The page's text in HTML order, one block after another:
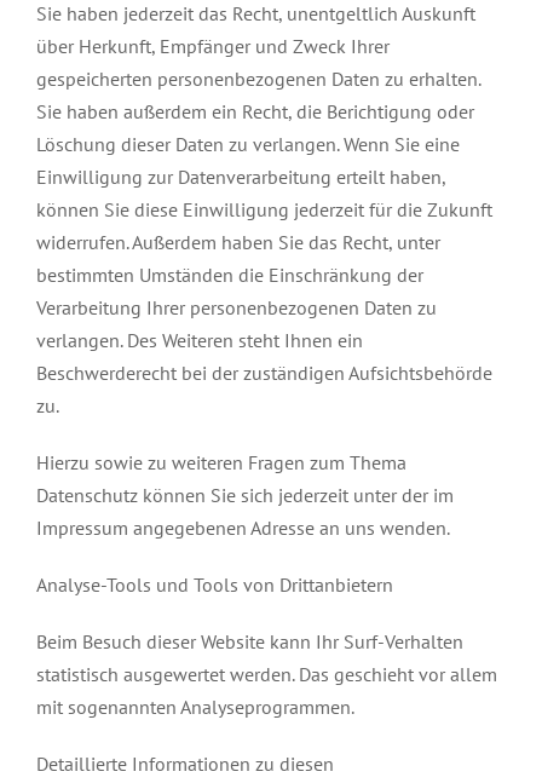
Sie haben jederzeit das Recht, unentgeltlich Auskunft
über Herkunft, Empfänger und Zweck Ihrer
gespeicherten personenbezogenen Daten zu erhalten.
Sie haben außerdem ein Recht, die Berichtigung oder
Löschung dieser Daten zu verlangen. Wenn Sie eine
Einwilligung zur Datenverarbeitung erteilt haben,
können Sie diese Einwilligung jederzeit für die Zukunft
widerrufen. Außerdem haben Sie das Recht, unter
bestimmten Umständen die Einschränkung der
Verarbeitung Ihrer personenbezogenen Daten zu
verlangen. Des Weiteren steht Ihnen ein
Beschwerderecht bei der zuständigen Aufsichtsbehörde
zu.
Hierzu sowie zu weiteren Fragen zum Thema
Datenschutz können Sie sich jederzeit unter der im
Impressum angegebenen Adresse an uns wenden.
Analyse-Tools und Tools von Drittanbietern
Beim Besuch dieser Website kann Ihr Surf-Verhalten
statistisch ausgewertet werden. Das geschieht vor allem
mit sogenannten Analyseprogrammen.
Detaillierte Informationen zu diesen